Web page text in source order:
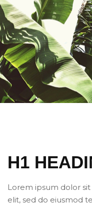
H1
Lorem ipsum dolor
elit, sed do eiusmod